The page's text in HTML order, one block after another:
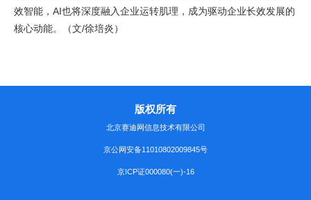
效智能，AI也将深度融入企业运转肌理，成为驱动企业长效发展的
核心动能。（文/徐培炎）
版权所有
北京赛迪网信息技术有限公司
京公网安备11010802009845号
京ICP证000080(一)-16